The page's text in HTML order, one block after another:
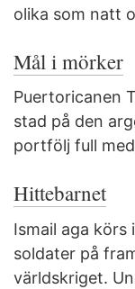
olika som natt
Mål i mörker
Puertoricanen
stad på den
portfölj full
Hittebarnet
Ismail aga körs
soldater på
världskriget.